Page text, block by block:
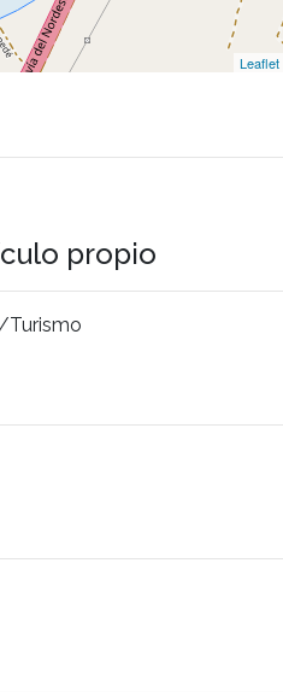
Leaflet
propio
Turismo